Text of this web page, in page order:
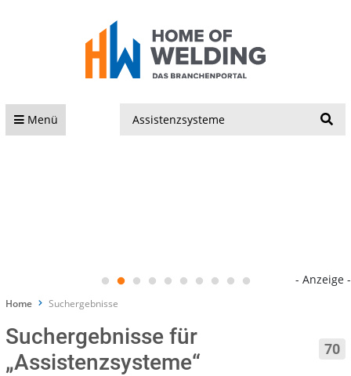
Menü
- Anzeige -
Home Suchergebnisse
Suchergebnisse für
„Assistenzsysteme“
70